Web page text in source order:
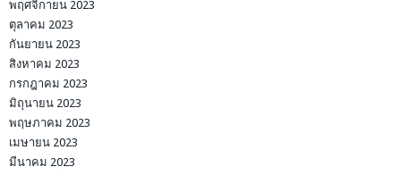
พฤศจิกายน 2023
ตุลาคม 2023
กันยายน 2023
สิงหาคม 2023
กรกฎาคม 2023
มิถุนายน 2023
พฤษภาคม 2023
เมษายน 2023
มีนาคม 2023